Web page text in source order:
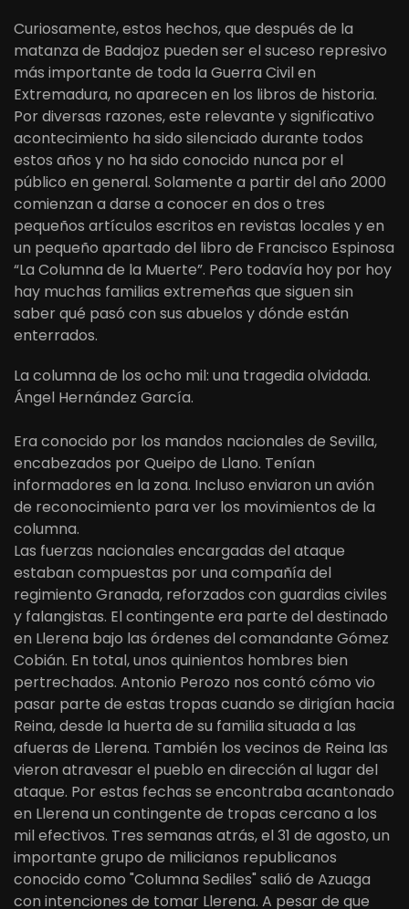
Curiosamente, estos hechos, que después de la
matanza de Badajoz pueden ser el suceso represivo
más importante de toda la Guerra Civil en
Extremadura, no aparecen en los libros de historia.
Por diversas razones, este relevante y significativo
acontecimiento ha sido silenciado durante todos
estos años y no ha sido conocido nunca por el
público en general. Solamente a partir del año 2000
comienzan a darse a conocer en dos o tres
pequeños artículos escritos en revistas locales y en
un pequeño apartado del libro de Francisco Espinosa
“La Columna de la Muerte”. Pero todavía hoy por hoy
hay muchas familias extremeñas que siguen sin
saber qué pasó con sus abuelos y dónde están
enterrados.
La columna de los ocho mil: una tragedia olvidada.
Ángel Hernández García.
Era conocido por los mandos nacionales de Sevilla,
encabezados por Queipo de Llano. Tenían
informadores en la zona. Incluso enviaron un avión
de reconocimiento para ver los movimientos de la
columna.
Las fuerzas nacionales encargadas del ataque
estaban compuestas por una compañía del
regimiento Granada, reforzados con guardias civiles
y falangistas. El contingente era parte del destinado
en Llerena bajo las órdenes del comandante Gómez
Cobián. En total, unos quinientos hombres bien
pertrechados. Antonio Perozo nos contó cómo vio
pasar parte de estas tropas cuando se dirigían hacia
Reina, desde la huerta de su familia situada a las
afueras de Llerena. También los vecinos de Reina las
vieron atravesar el pueblo en dirección al lugar del
ataque. Por estas fechas se encontraba acantonado
en Llerena un contingente de tropas cercano a los
mil efectivos. Tres semanas atrás, el 31 de agosto, un
importante grupo de milicianos republicanos
conocido como "Columna Sediles" salió de Azuaga
con intenciones de tomar Llerena. A pesar de que